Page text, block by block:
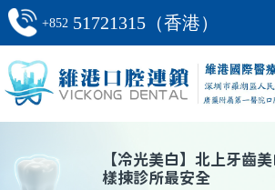
+852 51721315（香港）
【冷光美白】 北上牙齒
樣揀診所最安全